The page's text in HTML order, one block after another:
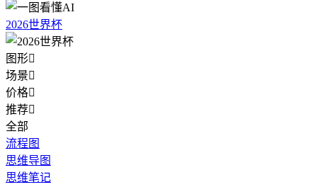
2026世界杯
图形
场景
价格
推荐
全部
流程图
思维导图
思维笔记